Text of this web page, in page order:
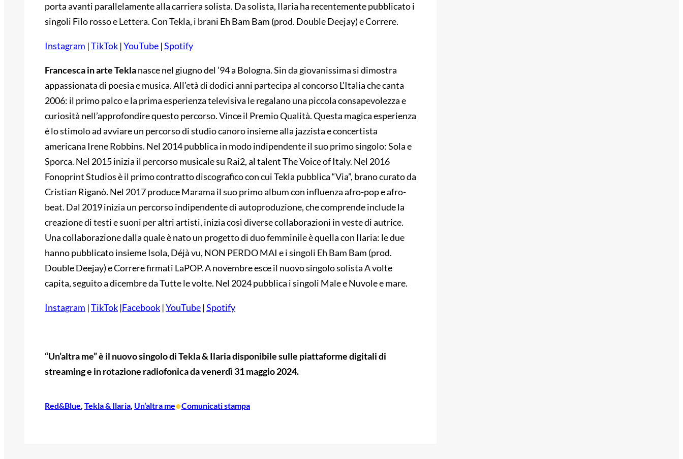
porta avanti parallelamente alla carriera solista. Da solista, Ilaria ha recentemente pubblicato i
singoli Filo rosso e Lettera. Con Tekla, i brani Eh Bam Bam (prod. Double Deejay) e Correre.
Instagram |TikTok |YouTube |Spotify
Francesca in arte Teklanasce nel giugno del ’94 a Bologna. Sin da giovanissima si dimostra
appassionata di poesia e musica. All’età di dodici anni partecipa al concorso L’Italia che canta
2006: il primo palco e la prima esperienza televisiva le regalano una piccola consapevolezza e
curiosità nell’approfondire questo percorso. Vince il Premio Qualità. Questa magica esperienza
è lo stimolo ad avviare un percorso di studio canoro insieme alla jazzista e concertista
americana Irene Robbins. Nel 2014 pubblica in modo indipendente il suo primo singolo: Sola e
Sporca. Nel 2015 inizia il percorso musicale su Rai2, al talent The Voice of Italy. Nel 2016
Fonoprint Studios è il primo contratto discografico con cui Tekla pubblica “Via”, brano curato da
Cristian Riganò. Nel 2017 produce Marama il suo primo album con influenza afro-pop e afro-
beat. Dal 2019 inizia un percorso indipendente di autoproduzione, che comprende include la
creazione di testi e suoni per altri artisti, inizia così diverse collaborazioni in veste di autrice.
Una collaborazione dalla quale è nato un progetto di duo femminile è quella con Ilaria: le due
hanno pubblicato insieme Isola, Déjà vu, NON PERDO MAI e i singoli Eh Bam Bam (prod.
Double Deejay) e Correre firmati LaPOP. A novembre esce il nuovo singolo solista A volte
capita, seguito a dicembre da Tutte le volte. Nel 2024 pubblica i singoli Male e Nuvole e mare.
Instagram |TikTok |Facebook |YouTube |Spotify
“Un’altra me” è il nuovo singolo di Tekla & Ilaria disponibile sulle piattaforme digitali di
streaming e in rotazione radiofonica da venerdì 31 maggio 2024.
Red&Blue, Tekla & Ilaria, Un’altra me•Comunicati stampa